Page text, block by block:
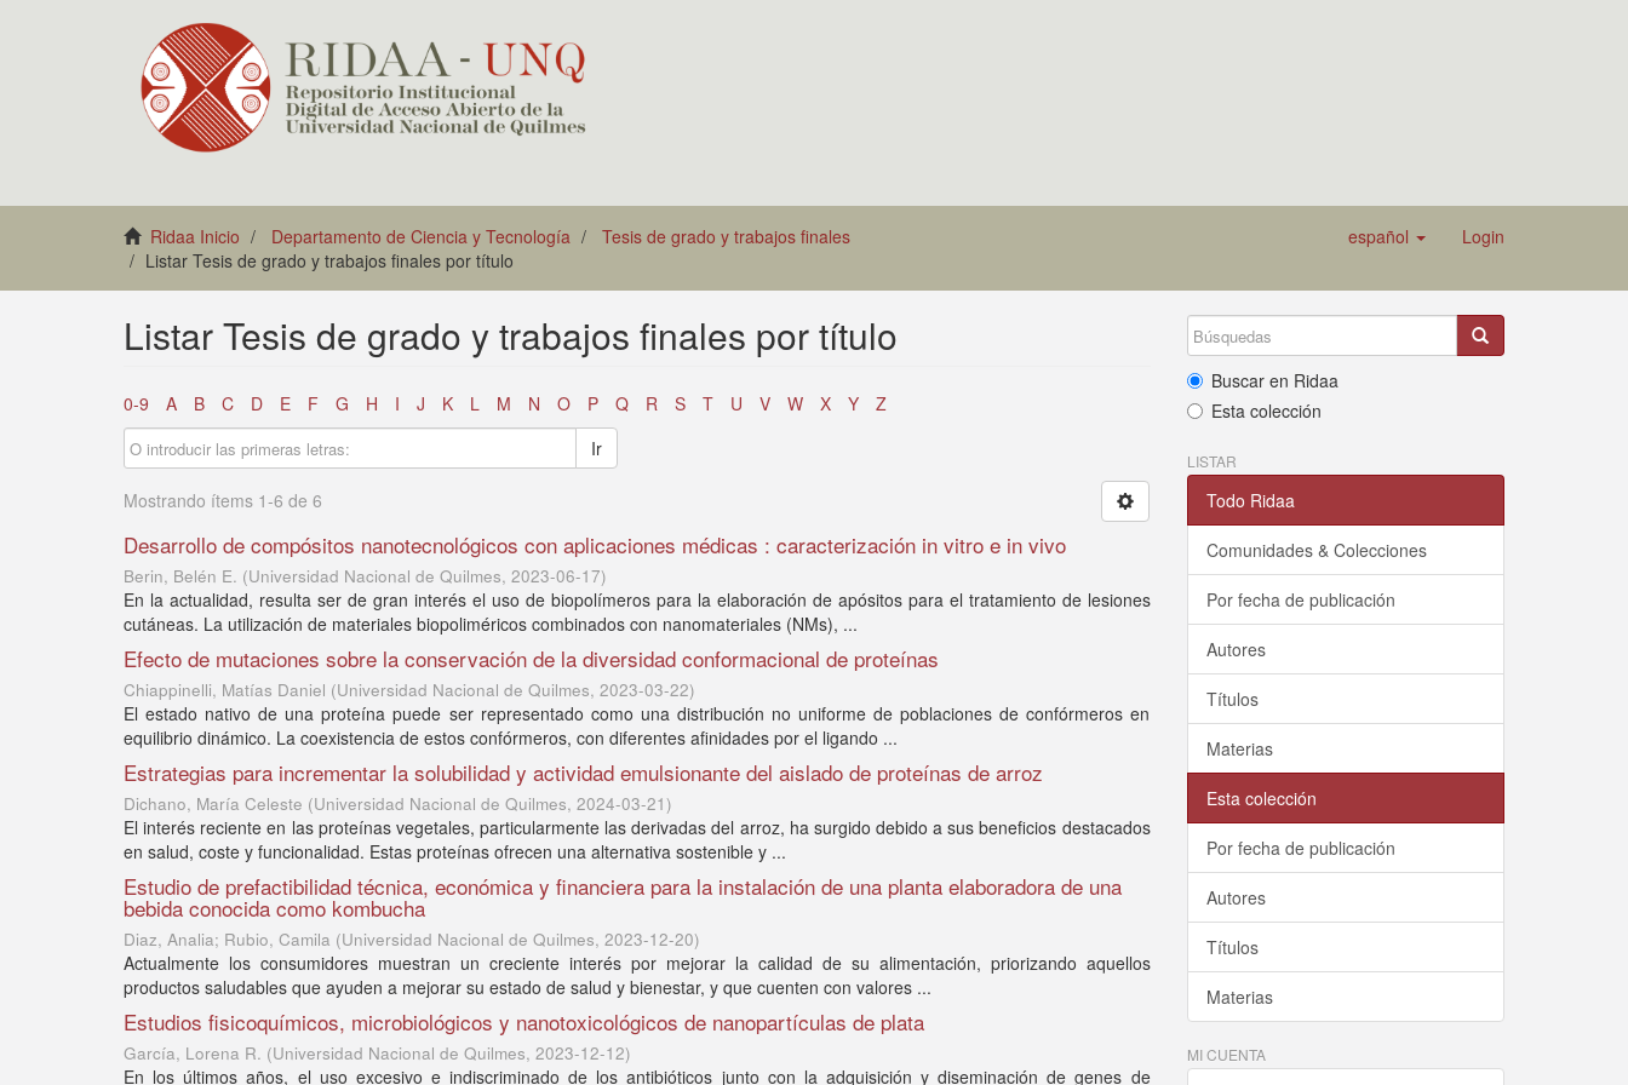
Ridaa Inicio Departamento de Ciencia y Tecnología
Tesis de grado y trabajos finales
Listar Tesis de grado y trabajos finales por título
español Login
Listar Tesis de grado y trabajos finales por título
0-9 A B C D E F G H I J K L M N O P Q R S T U V W X Y
Z
Ir
Mostrando ítems 1-6 de 6
Desarrollo de compósitos nanotecnológicos con aplicaciones médicas : caracterización in vitro e in vivo
Berin, Belén E. (Universidad Nacional de Quilmes, 2023-06-17)
En la actualidad, resulta ser de gran interés el uso de biopolímeros para la elaboración de apósitos para el tratamiento de lesiones
cutáneas. La utilización de materiales biopoliméricos combinados con nanomateriales (NMs), ...
Efecto de mutaciones sobre la conservación de la diversidad conformacional de proteínas
Chiappinelli, Matías Daniel (Universidad Nacional de Quilmes, 2023-03-22)
El estado nativo de una proteína puede ser representado como una distribución no uniforme de poblaciones de confórmeros en
equilibrio dinámico. La coexistencia de estos confórmeros, con diferentes afinidades por el ligando ...
Estrategias para incrementar la solubilidad y actividad emulsionante del aislado de proteínas de arroz
Dichano, María Celeste (Universidad Nacional de Quilmes, 2024-03-21)
El interés reciente en las proteínas vegetales, particularmente las derivadas del arroz, ha surgido debido a sus beneficios destacados
en salud, coste y funcionalidad. Estas proteínas ofrecen una alternativa sostenible y ...
Estudio de prefactibilidad técnica, económica y financiera para la instalación de una planta elaboradora de una
bebida conocida como kombucha
Diaz, Analia; Rubio, Camila (Universidad Nacional de Quilmes, 2023-12-20)
Actualmente los consumidores muestran un creciente interés por mejorar la calidad de su alimentación, priorizando aquellos
productos saludables que ayuden a mejorar su estado de salud y bienestar, y que cuenten con valores ...
Estudios fisicoquímicos, microbiológicos y nanotoxicológicos de nanopartículas de plata
García, Lorena R. (Universidad Nacional de Quilmes, 2023-12-12)
En los últimos años, el uso excesivo e indiscriminado de los antibióticos junto con la adquisición y diseminación de genes de
Buscar en Ridaa
Esta colección
LISTAR
Todo Ridaa
Comunidades & Colecciones
Por fecha de publicación
Autores
Títulos
Materias
Esta colección
Por fecha de publicación
Autores
Títulos
Materias
MI CUENTA